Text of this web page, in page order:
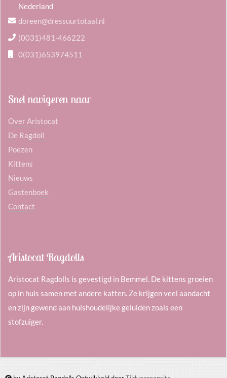
Nederland
doreen@dressuurtotaal.nl
(0031)481-466222
0(031)653974511
Snel navigeren naar
Over Aristocat
De Ragdoll
Poezen
Kittens
Nieuws
Gastenboek
Contact
Aristocat Ragdolls
Aristocat Ragdolls is gevestigd in Bemmel. De kittens groeien
op in huis samen met andere katten. Ze krijgen veel aandacht
en zijn gewend aan huishoudelijke geluiden zoals een
stofzuiger.